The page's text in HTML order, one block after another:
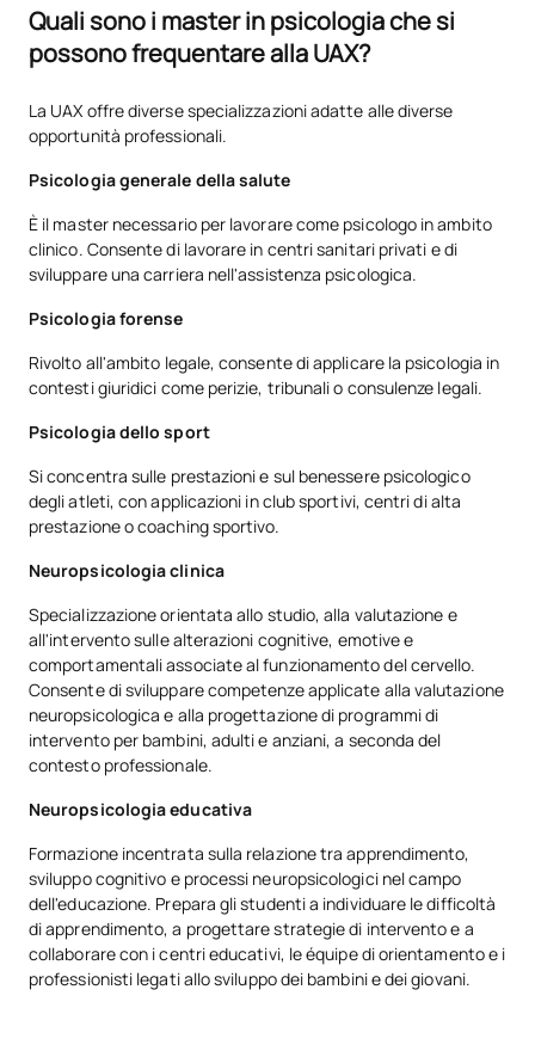
Quali sono i master in psicologia che si
possono frequentare alla UAX?
La UAX offre diverse specializzazioni adatte alle diverse
opportunità professionali.
Psicologia generale della salute
È il master necessario per lavorare come psicologo in ambito
clinico. Consente di lavorare in centri sanitari privati e di
sviluppare una carriera nell'assistenza psicologica.
Psicologia forense
Rivolto all'ambito legale, consente di applicare la psicologia in
contesti giuridici come perizie, tribunali o consulenze legali.
Psicologia dello sport
Si concentra sulle prestazioni e sul benessere psicologico
degli atleti, con applicazioni in club sportivi, centri di alta
prestazione o coaching sportivo.
Neuropsicologia clinica
Specializzazione orientata allo studio, alla valutazione e
all'intervento sulle alterazioni cognitive, emotive e
comportamentali associate al funzionamento del cervello.
Consente di sviluppare competenze applicate alla valutazione
neuropsicologica e alla progettazione di programmi di
intervento per bambini, adulti e anziani, a seconda del
contesto professionale.
Neuropsicologia educativa
Formazione incentrata sulla relazione tra apprendimento,
sviluppo cognitivo e processi neuropsicologici nel campo
dell'educazione. Prepara gli studenti a individuare le difficoltà
di apprendimento, a progettare strategie di intervento e a
collaborare con i centri educativi, le équipe di orientamento e i
professionisti legati allo sviluppo dei bambini e dei giovani.